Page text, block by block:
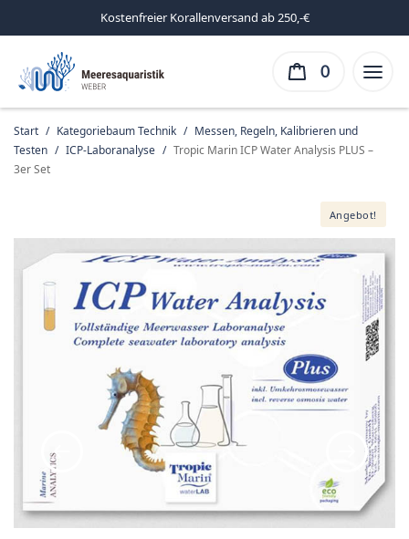
Kostenfreier Korallenversand ab 250,-€
0
Start / Kategoriebaum Technik / Messen, Regeln, Kalibrieren und
Testen / ICP-Laboranalyse / Tropic Marin ICP Water Analysis PLUS –
3er Set
Angebot!